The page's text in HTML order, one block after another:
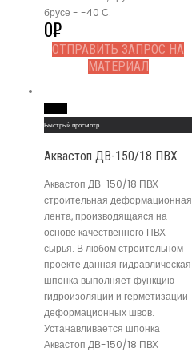
брусе - -40 С.
0₽
ОТПРАВИТЬ ЗАПРОС НА
МАТЕРИАЛ
Быстрый просмотр
Аквастоп ДВ-150/18 ПВХ
Аквастоп ДВ-150/18 ПВХ -
строительная деформационная
лента, производящаяся на
основе качественного ПВХ
сырья. В любом строительном
проекте данная гидравлическая
шпонка выполняет функцию
гидроизоляции и герметизации
деформационных швов.
Устанавливается шпонка
Аквастоп ДВ-150/18 ПВХ